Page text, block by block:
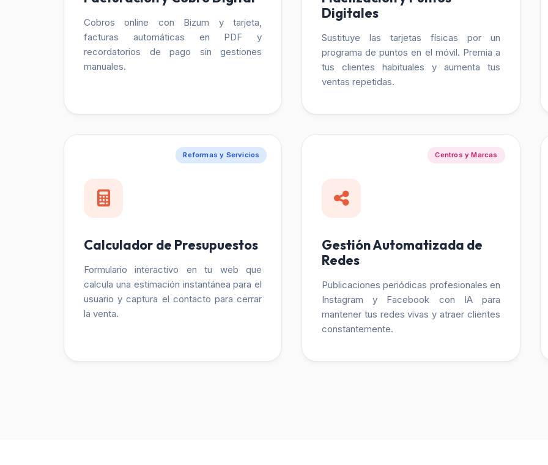
Cobros online con Bizum y tarjeta,
facturas automáticas en PDF y
recordatorios de pago sin gestiones
manuales.
Digitales
Sustituye las tarjetas físicas por un
programa de puntos en el móvil. Premia a
tus clientes habituales y aumenta tus
ventas repetidas.
Reformas y Servicios
Calculador de Presupuestos
Formulario interactivo en tu web que
calcula una estimación instantánea para el
usuario y captura el contacto para cerrar
la venta.
Centros y Marcas
Gestión Automatizada de
Redes
Publicaciones periódicas profesionales en
Instagram y Facebook con IA para
mantener tus redes vivas y atraer clientes
constantemente.